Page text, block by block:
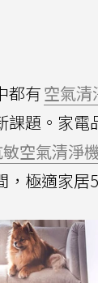
都有空氣清
課題。家電
空氣清淨
，極適家居